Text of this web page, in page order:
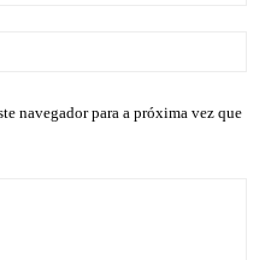
navegador para a próxima vez que